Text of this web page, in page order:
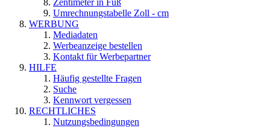
Zentimeter in Fuß
Umrechnungstabelle Zoll - cm
WERBUNG
Mediadaten
Werbeanzeige bestellen
Kontakt für Werbepartner
HILFE
Häufig gestellte Fragen
Suche
Kennwort vergessen
RECHTLICHES
Nutzungsbedingungen